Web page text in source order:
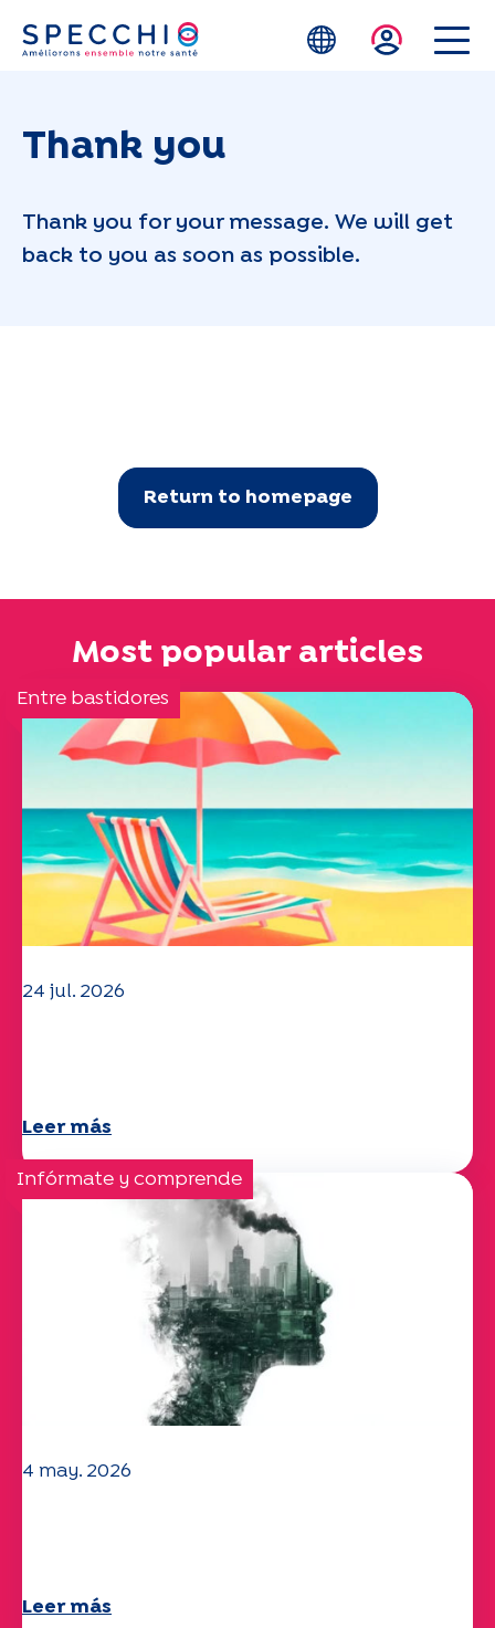
Skip to main content
Thank you
Thank you for your message. We will get
back to you as soon as possible.
Return to homepage
Most popular articles
Entre bastidores
24 jul. 2026
Leer más
Infórmate y comprende
4 may. 2026
Leer más